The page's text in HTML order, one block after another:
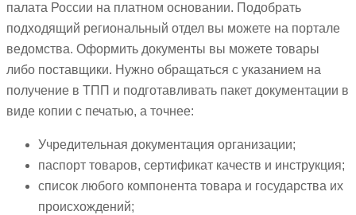
палата России на платном основании. Подобрать
подходящий региональный отдел вы можете на портале
ведомства. Оформить документы вы можете товары
либо поставщики. Нужно обращаться с указанием на
получение в ТПП и подготавливать пакет документации в
виде копии с печатью, а точнее:
Учредительная документация организации;
паспорт товаров, сертификат качеств и инструкция;
список любого компонента товара и государства их
происхождений;